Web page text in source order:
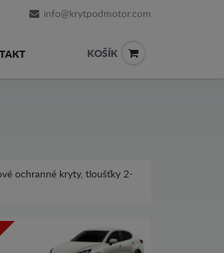
info@krytpodmotor.com
KOŠÍK
ochranné kryty, tloušťky 2-